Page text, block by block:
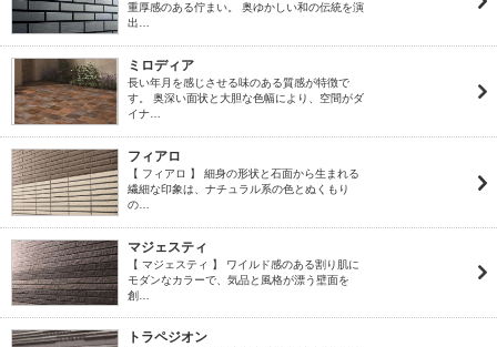
重厚感のある佇まい。 奥ゆかしい和の伝統を演
出…
ミロディア
長い年月を感じさせる味のある質感が特徴で
す。 奥深い面状と大胆な色幅により、空間がダ
イナ…
フィアロ
【 フィアロ 】 細身の形状と石面から生まれる
繊細な印象は、ナチュラル系の色とぬくもり
の…
マジェスティ
【 マジェスティ 】 ワイルド感のある割り肌に
モダンなカラーで、気品と風格が漂う壁面を
創…
トラペジオン